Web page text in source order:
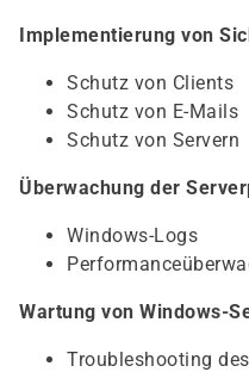
Implementierung von
Schutz von Clients
Schutz von E-Mails
Schutz von Servern
Überwachung der
Windows-Logs
Wartung von Windows-
Troubleshooting